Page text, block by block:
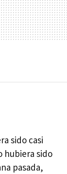
sido casi
hubiera sido
pasada,